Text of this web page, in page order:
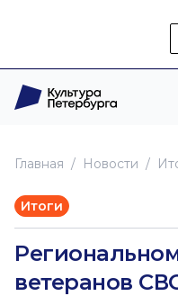
Главная Новоcти
Итоги
ветеранов